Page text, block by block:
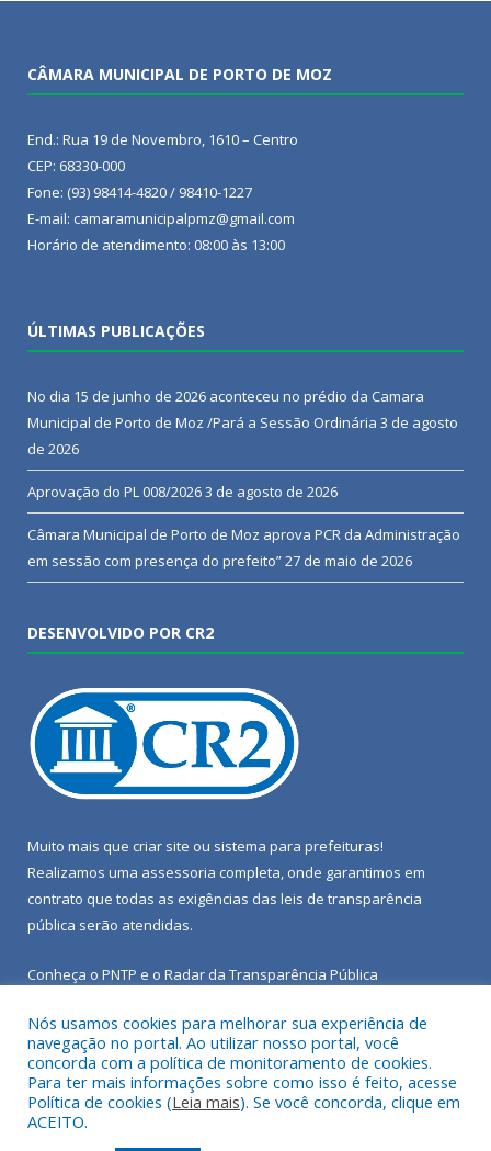
CÂMARA MUNICIPAL DE PORTO DE MOZ
End.: Rua 19 de Novembro, 1610 – Centro
CEP: 68330-000
Fone: (93) 98414-4820 / 98410-1227
E-mail: camaramunicipalpmz@gmail.com
Horário de atendimento: 08:00 às 13:00
ÚLTIMAS PUBLICAÇÕES
No dia 15 de junho de 2026 aconteceu no prédio da Camara
Municipal de Porto de Moz /Pará a Sessão Ordinária 3 de agosto
de 2026
Aprovação do PL 008/20263 de agosto de 2026
Câmara Municipal de Porto de Moz aprova PCR da Administração
em sessão com presença do prefeito”27 de maio de 2026
DESENVOLVIDO POR CR2
Muito mais que criar site ou sistema para prefeituras!
Realizamos uma assessoria completa, onde garantimos em
contrato que todas as exigências das leis de transparência
pública serão atendidas.
Conheça o PNTP e o Radar da Transparência Pública
Todos os direitos reservados a Câmara Municipal de Porto de
Moz.
Nós usamos cookies para melhorar sua experiência de
navegação no portal. Ao utilizar nosso portal, você
concorda com a política de monitoramento de cookies.
Para ter mais informações sobre como isso é feito, acesse
Política de cookies (Leia mais). Se você concorda, clique em
ACEITO.